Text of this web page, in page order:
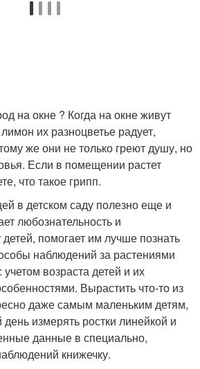
на окне ? Когда на окне живут
их разноцветье радует,
же они не только греют душу, но
Если в помещении растет
что такое грипп.
в детском саду полезно еще и
любознательность и
помогает им лучше познать
наблюдений за растениями
возраста детей и их
Вырастить что-то из
даже самым маленьким детям,
измерять ростки линейкой и
данные в специально,
книжечку.